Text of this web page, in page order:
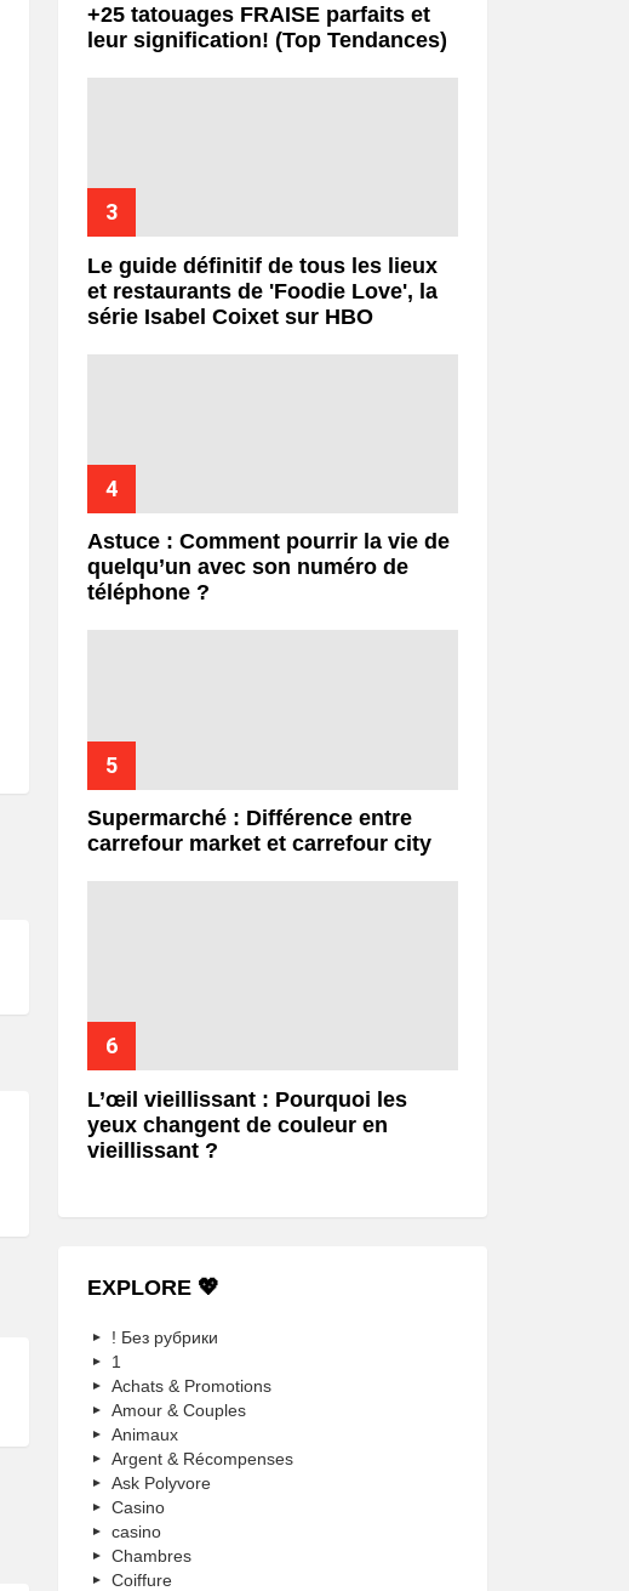
+25 tatouages ​​FRAISE parfaits et
leur signification! (Top Tendances)
Le guide définitif de tous les lieux
et restaurants de 'Foodie Love', la
série Isabel Coixet sur HBO
Astuce : Comment pourrir la vie de
quelqu’un avec son numéro de
téléphone ?
Supermarché : Différence entre
carrefour market et carrefour city
L’œil vieillissant : Pourquoi les
yeux changent de couleur en
vieillissant ?
EXPLORE 💖
! Без рубрики
1
Achats & Promotions
Amour & Couples
Animaux
Argent & Récompenses
Ask Polyvore
Casino
casino
Chambres
Coiffure